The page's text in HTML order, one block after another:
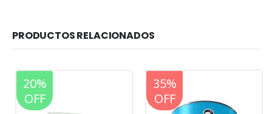
PRODUCTOS RELACIONADOS
20%
OFF
20%
OFF
35%
OFF